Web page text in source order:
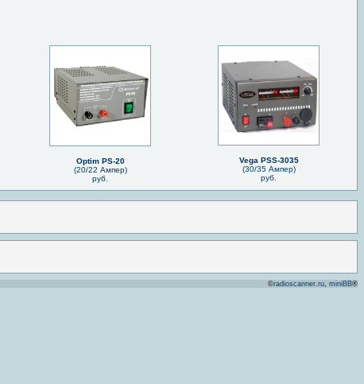
Optim PS-20
(20/22 Ампер)
руб.
Vega PSS-3035
(30/35 Ампер)
руб.
©radioscanner.ru, miniBB®